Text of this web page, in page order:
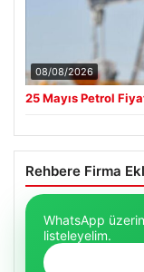
08/08/2026
25 Mayıs Petrol
Rehbere Firma
WhatsApp
listeleyelim.